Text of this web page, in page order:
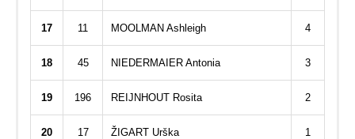
17 11 MOOLMAN Ashleigh 4
18 45 NIEDERMAIER Antonia 3
19 196 REIJNHOUT Rosita 2
20 17 ŽIGART Urška 1